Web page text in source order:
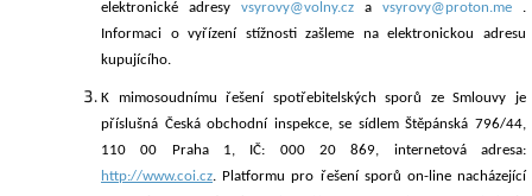
elektronické adresy vsyrovy@volny.cz a vsyrovy@proton.me .
Informaci o vyřízení stížnosti zašleme na elektronickou adresu
kupujícího.
K mimosoudnímu řešení spotřebitelských sporů ze Smlouvy je
příslušná Česká obchodní inspekce, se sídlem Štěpánská 796/44,
110 00 Praha 1, IČ: 000 20 869, internetová adresa:
http://www.coi.cz. Platformu pro řešení sporů on-line nacházející